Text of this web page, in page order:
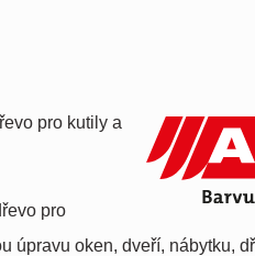
pro kutily a
pro
úpravu oken, dveří, nábytku,